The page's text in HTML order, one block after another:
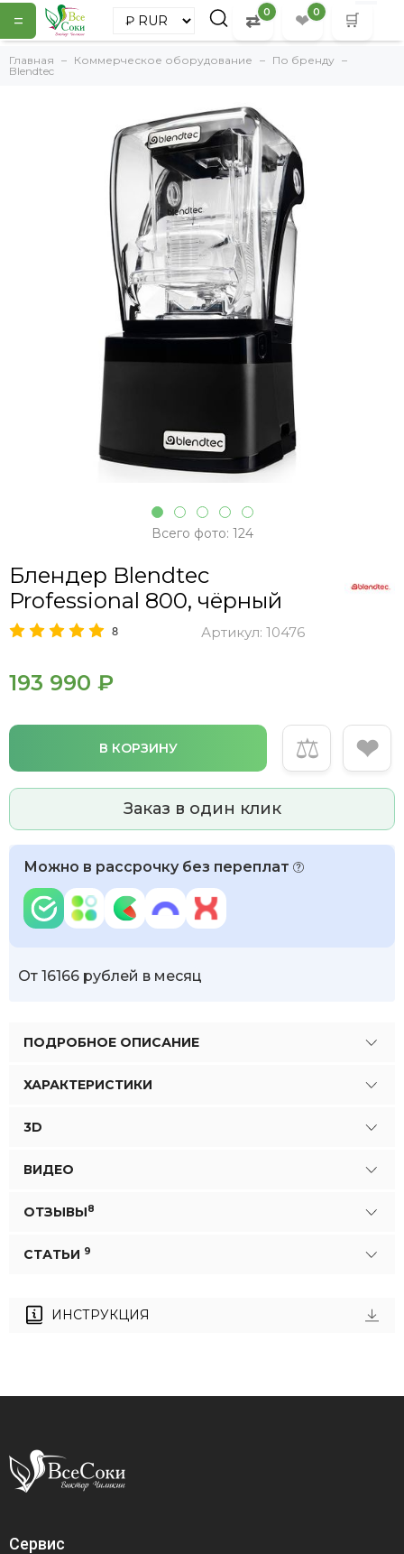
= ⇄ 0 ❤ 0 🛒
Главная Коммерческое оборудование
По бренду
Blendtec
Всего фото: 124
Блендер Blendtec
Professional 800, чёрный
8 Артикул: 10476
193 990 ₽
В КОРЗИНУ ⚖ ❤
Заказ в один клик
Можно в рассрочку без переплат
От 16166 рублей в месяц
ПОДРОБНОЕ ОПИСАНИЕ
ХАРАКТЕРИСТИКИ
3D
ВИДЕО
ОТЗЫВЫ8
СТАТЬИ 9
ИНСТРУКЦИЯ
Сервис